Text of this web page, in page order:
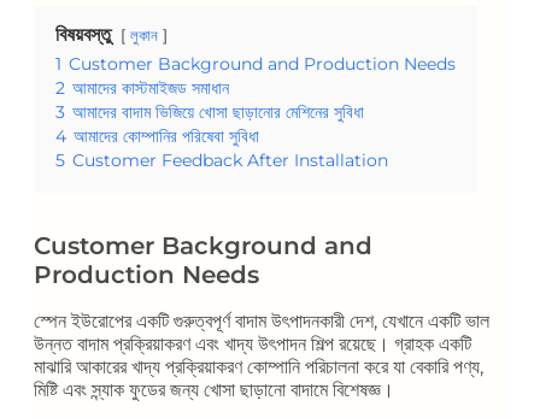
বিষয়বস্তু লুকান
1 Customer Background and Production Needs
2 আমাদের কাস্টমাইজড সমাধান
3 আমাদের বাদাম ভিজিয়ে খোসা ছাড়ানোর মেশিনের সুবিধা
4 আমাদের কোম্পানির পরিষেবা সুবিধা
5 Customer Feedback After Installation
Customer Background and
Production Needs
স্পেন ইউরোপের একটি গুরুত্বপূর্ণ বাদাম উৎপাদনকারী দেশ, যেখানে একটি ভাল
উন্নত বাদাম প্রক্রিয়াকরণ এবং খাদ্য উৎপাদন শিল্প রয়েছে। গ্রাহক একটি
মাঝারি আকারের খাদ্য প্রক্রিয়াকরণ কোম্পানি পরিচালনা করে যা বেকারি পণ্য,
মিষ্টি এবং স্ন্যাক ফুডের জন্য খোসা ছাড়ানো বাদামে বিশেষজ্ঞ।